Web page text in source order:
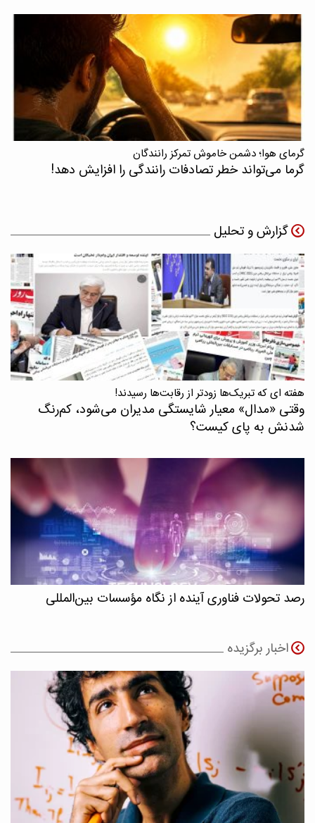
گرمای هوا؛ دشمن خاموش تمرکز رانندگان
گرما می‌تواند خطر تصادفات رانندگی را افزایش دهد!
گزارش و تحلیل
هفته ای که تبریک‌ها زودتر از رقابت‌ها رسیدند!
وقتی «مدال‌» معیار شایستگی مدیران می‌شود، کم‌رنگ
شدنش به پای کیست؟
رصد تحولات فناوری آینده از نگاه مؤسسات بین‌المللی
اخبار برگزیده